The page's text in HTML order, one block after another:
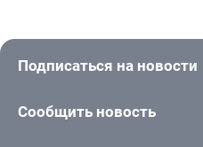
Подписаться на новости
Сообщить новость